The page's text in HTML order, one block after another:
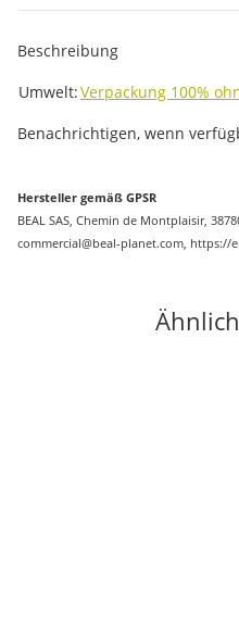
Beschreibung
Produkteigenschaft
Wert
Umwelt:Verpackung 100%
Benachrichtigen, wenn
Hersteller gemäß GPSR
BEAL SAS, Chemin de Montplaisir,
commercial@beal-planet.com, https://